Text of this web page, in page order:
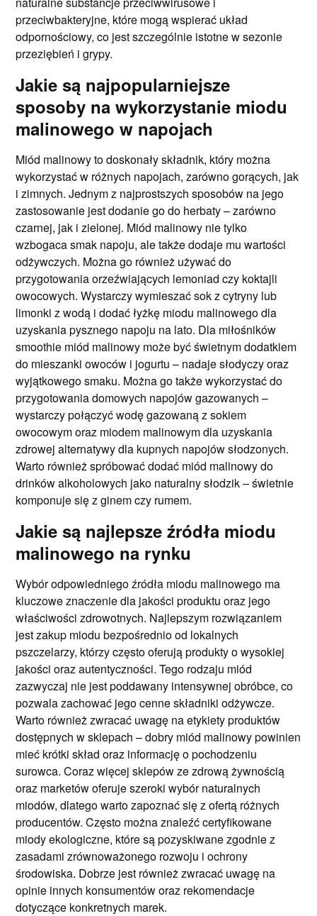
przeciwbakteryjne, które mogą wspierać układ
odpornościowy, co jest szczególnie istotne w sezonie
przeziębień i grypy.
Jakie są najpopularniejsze
sposoby na wykorzystanie miodu
malinowego w napojach
Miód malinowy to doskonały składnik, który można
wykorzystać w różnych napojach, zarówno gorących, jak
i zimnych. Jednym z najprostszych sposobów na jego
zastosowanie jest dodanie go do herbaty – zarówno
czarnej, jak i zielonej. Miód malinowy nie tylko
wzbogaca smak napoju, ale także dodaje mu wartości
odżywczych. Można go również używać do
przygotowania orzeźwiających lemoniad czy koktajli
owocowych. Wystarczy wymieszać sok z cytryny lub
limonki z wodą i dodać łyżkę miodu malinowego dla
uzyskania pysznego napoju na lato. Dla miłośników
smoothie miód malinowy może być świetnym dodatkiem
do mieszanki owoców i jogurtu – nadaje słodyczy oraz
wyjątkowego smaku. Można go także wykorzystać do
przygotowania domowych napojów gazowanych –
wystarczy połączyć wodę gazowaną z sokiem
owocowym oraz miodem malinowym dla uzyskania
zdrowej alternatywy dla kupnych napojów słodzonych.
Warto również spróbować dodać miód malinowy do
drinków alkoholowych jako naturalny słodzik – świetnie
komponuje się z ginem czy rumem.
Jakie są najlepsze źródła miodu
malinowego na rynku
Wybór odpowiedniego źródła miodu malinowego ma
kluczowe znaczenie dla jakości produktu oraz jego
właściwości zdrowotnych. Najlepszym rozwiązaniem
jest zakup miodu bezpośrednio od lokalnych
pszczelarzy, którzy często oferują produkty o wysokiej
jakości oraz autentyczności. Tego rodzaju miód
zazwyczaj nie jest poddawany intensywnej obróbce, co
pozwala zachować jego cenne składniki odżywcze.
Warto również zwracać uwagę na etykiety produktów
dostępnych w sklepach – dobry miód malinowy powinien
mieć krótki skład oraz informację o pochodzeniu
surowca. Coraz więcej sklepów ze zdrową żywnością
oraz marketów oferuje szeroki wybór naturalnych
miodów, dlatego warto zapoznać się z ofertą różnych
producentów. Często można znaleźć certyfikowane
miody ekologiczne, które są pozyskiwane zgodnie z
zasadami zrównoważonego rozwoju i ochrony
środowiska. Dobrze jest również zwracać uwagę na
opinie innych konsumentów oraz rekomendacje
dotyczące konkretnych marek.